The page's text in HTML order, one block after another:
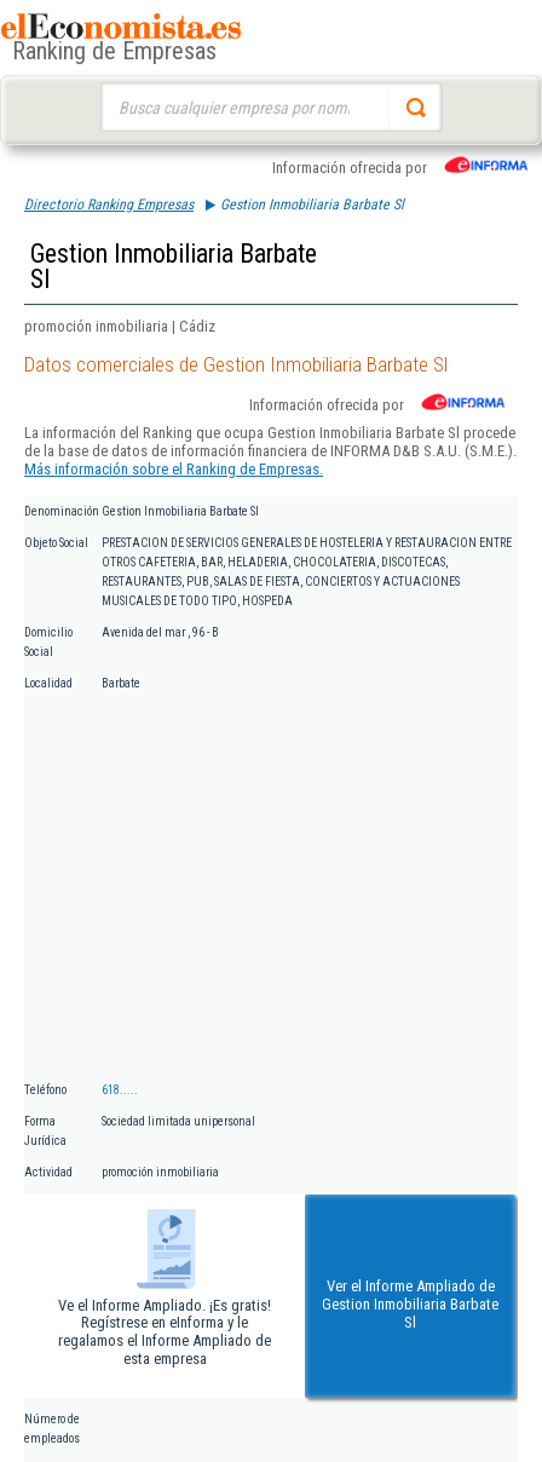
Ranking de Empresas
Información ofrecida por
Directorio Ranking Empresas Gestion Inmobiliaria Barbate Sl
Gestion Inmobiliaria Barbate
Sl
promoción inmobiliaria | Cádiz
Datos comerciales de Gestion Inmobiliaria Barbate Sl
Información ofrecida por
La información del Ranking que ocupa Gestion Inmobiliaria Barbate Sl procede
de la base de datos de información financiera de INFORMA D&B S.A.U. (S.M.E.).
Más información sobre el Ranking de Empresas.
Denominación Gestion Inmobiliaria Barbate Sl
Objeto Social
PRESTACION DE SERVICIOS GENERALES DE HOSTELERIA Y RESTAURACION ENTRE
OTROS CAFETERIA, BAR, HELADERIA, CHOCOLATERIA, DISCOTECAS,
RESTAURANTES, PUB, SALAS DE FIESTA, CONCIERTOS Y ACTUACIONES
MUSICALES DE TODO TIPO, HOSPEDA
Domicilio
Social
Avenida del mar , 96 - B
Localidad Barbate
Teléfono 618.....
Forma
Jurídica
Sociedad limitada unipersonal
Actividad promoción inmobiliaria
Ve el Informe Ampliado. ¡Es gratis!
Regístrese en eInforma y le
regalamos el Informe Ampliado de
esta empresa
Ver el Informe Ampliado de
Gestion Inmobiliaria Barbate
Sl
Número de
empleados